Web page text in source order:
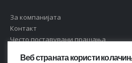
За компанијата
Контакт
Често поставувани прашања
Веб страната користи